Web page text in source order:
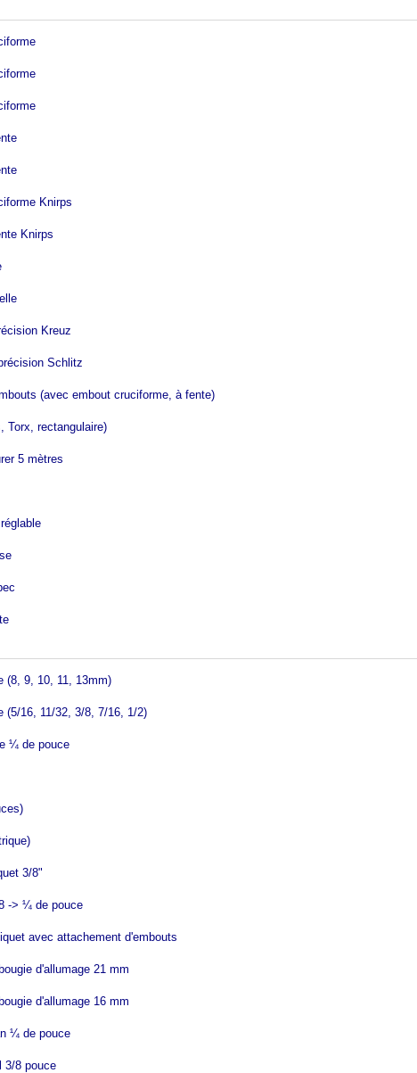
Knirps
Knirps
Kreuz
Schlitz
(avec embout cruciforme, à fente)
Torx, rectangulaire)
5 mètres
(8, 9, 10, 11, 13mm)
(5/16, 11/32, 3/8, 7/16, 1/2)
¼ de pouce
3/8"
-> ¼ de pouce
avec attachement d'embouts
d'allumage 21 mm
d'allumage 16 mm
¼ de pouce
3/8 pouce